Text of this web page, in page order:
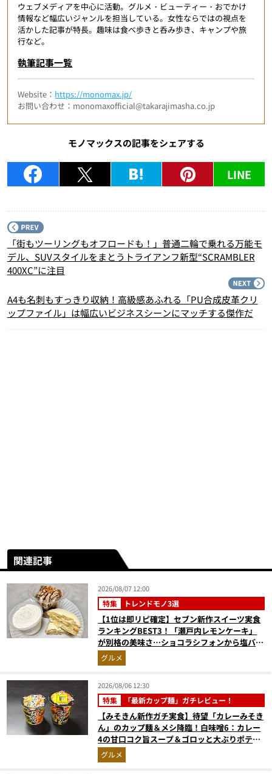
ウェブメディアを中心に活動。グルメ・ビューティー・おでかけ
情報など幅広いジャンルを担当している。女性ならではの視点を
活かした記事が特長。趣味は食べ歩きと呑み歩き、キャンプや旅
行など。
執筆記事一覧
Website： https://monomax.jp/
お問い合わせ：monomaxofficial@takarajimasha.co.jp
モノマックスの記事をシェアする
LINE
「街もツーリングもオフロードも！」普通二輪で乗れる万能モ
デル、SUVスタイルをまとうトライアンフ新型“SCRAMBLER
400XC”に注目
A4も名刺もすっきり収納！高級感あふれる「PU合成皮革クリ
ップファイル」は幅広いビジネスシーンにマッチする傑作だ
関連記事
2026/08/07 12:00
特集 トレンドモノ3選
【1位は即リピ確定】セブン新作スイーツ実食
ランキングBEST3！「瀬戸内レモンケーキ」
が別格の美味さ…ショコラシフォンから塩バニ
ラプリンまで本気レビュー
グルメ
2026/08/06 12:30
特集 「最新カップ麺」ガチレビュー！
【みそきん新作ガチ実食】待望「カレーみそき
ん」のカップ麺＆メシ降臨！白味噌6：カレー
4の甘口コク旨スープ＆ゴロッと大ぶりポテト
に歓喜
グルメ